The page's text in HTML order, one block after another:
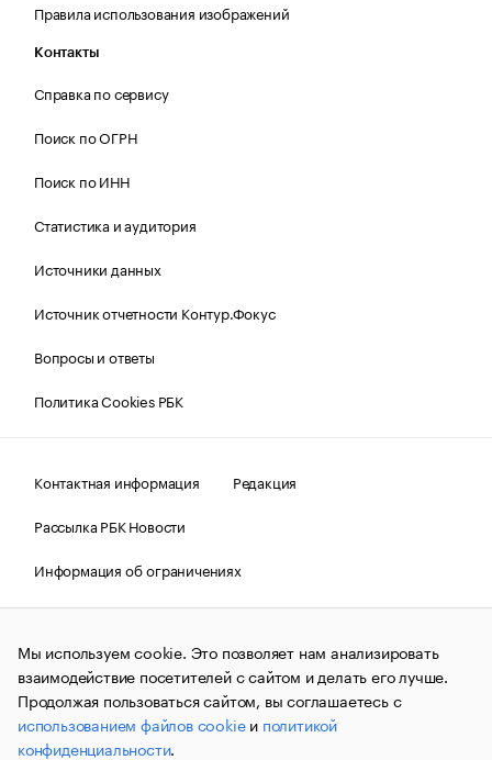
Правила использования изображений
Контакты
Справка по сервису
Поиск по ОГРН
Поиск по ИНН
Статистика и аудитория
Источники данных
Источник отчетности Контур.Фокус
Вопросы и ответы
Политика Cookies РБК
Контактная информация
Редакция
Рассылка РБК Новости
Информация об ограничениях
Правовая информация
О соблюдении авторских прав
© АО «РОСБИЗНЕСКОНСАЛТИНГ»,1995–2026.Сообщения
и материалы информационного агентства «РБК»
(зарегистрировано Федеральной службой по надзору в сфере
связи, информационных технологий и массовых
коммуникаций (Роскомнадзор) 09.12.2015 за номером ИА
№ФС77-63848) сопровождаются пометкой «РБК». Отдельные
Мы используем cookie. Это позволяет нам анализировать
взаимодействие посетителей с сайтом и делать его лучше.
Продолжая пользоваться сайтом, вы соглашаетесь с
использованием файлов cookieи политикой
конфиденциальности.